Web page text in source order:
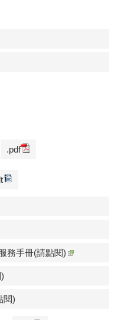
.pdf
務手冊(請點閱)
閱)